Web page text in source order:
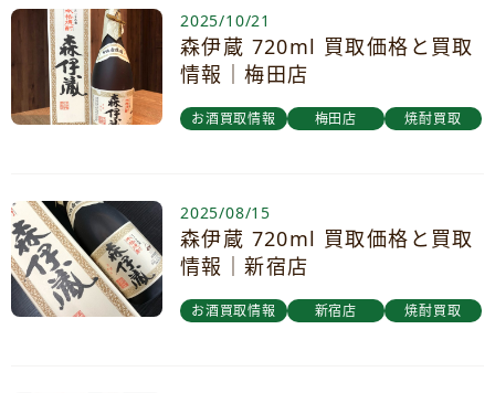
2025/10/21
森伊蔵 720ml 買取価格と買取
情報｜梅田店
お酒買取情報 梅田店 焼酎買取
2025/08/15
森伊蔵 720ml 買取価格と買取
情報｜新宿店
お酒買取情報 新宿店 焼酎買取